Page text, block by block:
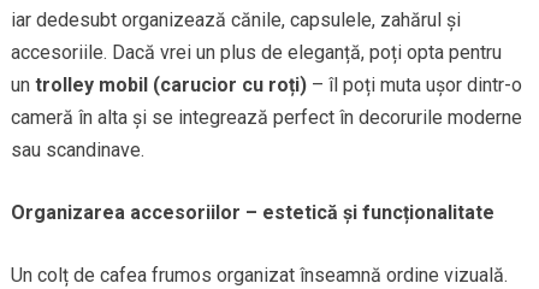
iar dedesubt organizează cănile, capsulele, zahărul și
accesoriile. Dacă vrei un plus de eleganță, poți opta pentru
un trolley mobil (carucior cu roți)– îl poți muta ușor dintr-o
cameră în alta și se integrează perfect în decorurile moderne
sau scandinave.
Organizarea accesoriilor – estetică și funcționalitate
Un colț de cafea frumos organizat înseamnă ordine vizuală.